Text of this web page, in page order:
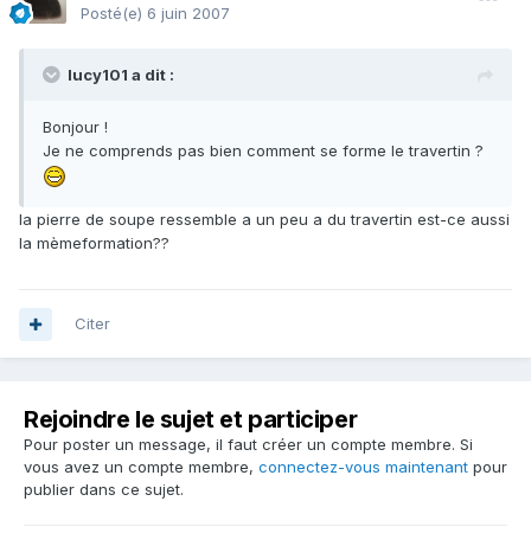
Posté(e) 6 juin 2007
lucy101 a dit :
Bonjour !
Je ne comprends pas bien comment se forme le travertin ?
la pierre de soupe ressemble a un peu a du travertin est-ce aussi
la mèmeformation??
Citer
Rejoindre le sujet et participer
Pour poster un message, il faut créer un compte membre. Si
vous avez un compte membre, connectez-vous maintenant pour
publier dans ce sujet.